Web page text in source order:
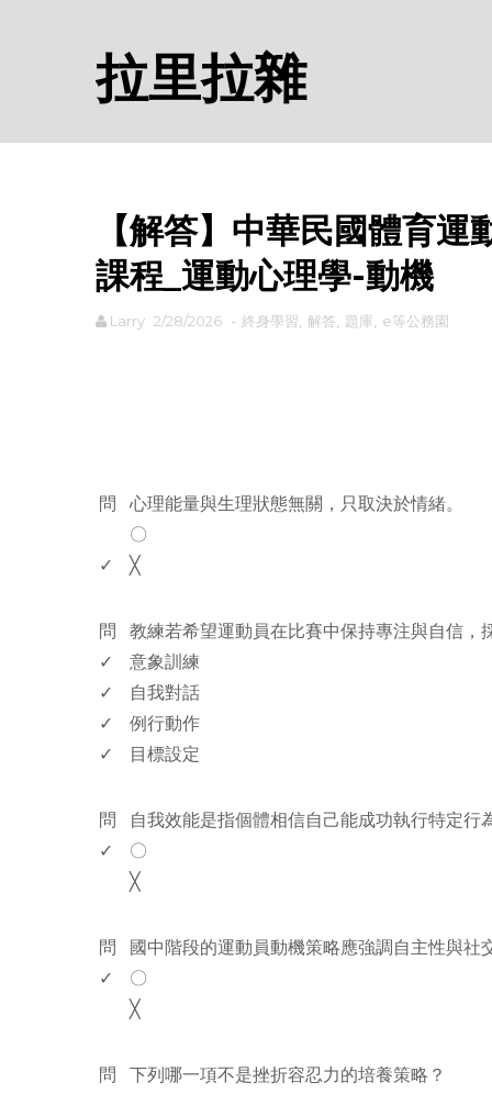
拉里拉雜
【解答】中華民國體育
課程_運動心理學-動機
Larry 2/28/2026 - 終身學習 解答 題庫 e等公務園
問
心理能量與生理狀態無關，只取決於情緒。
〇
✓
╳
問
教練若希望運動員在比賽中保持專注與自信，
✓
意象訓練
✓
自我對話
✓
例行動作
✓
目標設定
問
自我效能是指個體相信自己能成功執行特定行
✓
〇
╳
問
國中階段的運動員動機策略應強調自主性與社
✓
〇
╳
問
下列哪一項不是挫折容忍力的培養策略？